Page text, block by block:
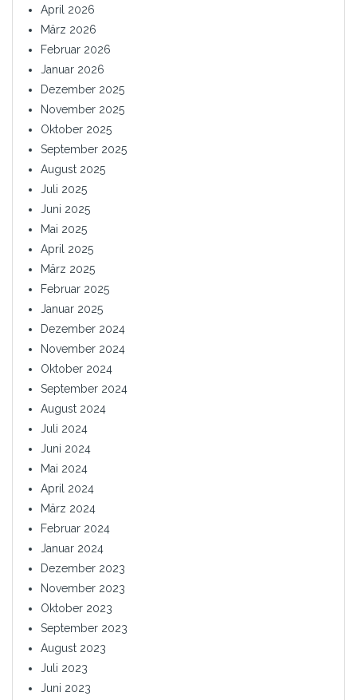
April 2026
März 2026
Februar 2026
Januar 2026
Dezember 2025
November 2025
Oktober 2025
September 2025
August 2025
Juli 2025
Juni 2025
Mai 2025
April 2025
März 2025
Februar 2025
Januar 2025
Dezember 2024
November 2024
Oktober 2024
September 2024
August 2024
Juli 2024
Juni 2024
Mai 2024
April 2024
März 2024
Februar 2024
Januar 2024
Dezember 2023
November 2023
Oktober 2023
September 2023
August 2023
Juli 2023
Juni 2023